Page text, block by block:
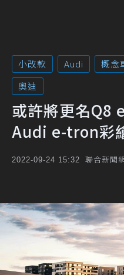
小改款 Audi 概念
奧迪
或許將更名
Audi e-tron彩
2022-09-24 15:32 聯合新聞